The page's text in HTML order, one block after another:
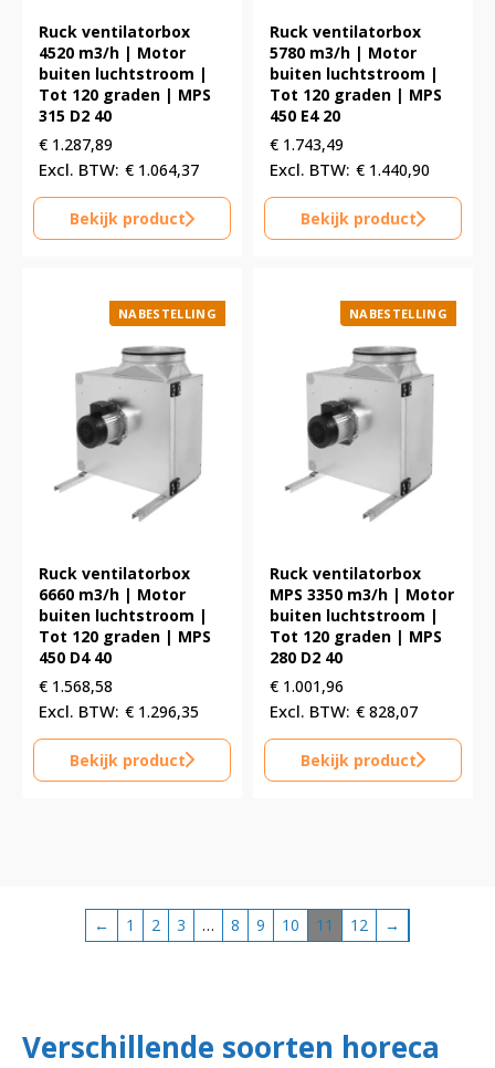
Ruck ventilatorbox
4520 m3/h | Motor
buiten luchtstroom |
Tot 120 graden | MPS
315 D2 40
€ 1.287,89
€ 1.064,37
Bekijk product
Ruck ventilatorbox
5780 m3/h | Motor
buiten luchtstroom |
Tot 120 graden | MPS
450 E4 20
€ 1.743,49
€ 1.440,90
Bekijk product
NABESTELLING
Ruck ventilatorbox
6660 m3/h | Motor
buiten luchtstroom |
Tot 120 graden | MPS
450 D4 40
€ 1.568,58
€ 1.296,35
Bekijk product
NABESTELLING
Ruck ventilatorbox
MPS 3350 m3/h | Motor
buiten luchtstroom |
Tot 120 graden | MPS
280 D2 40
€ 1.001,96
€ 828,07
Bekijk product
← 1 2 3 … 8 9 10 11 12 →
Verschillende soorten horeca